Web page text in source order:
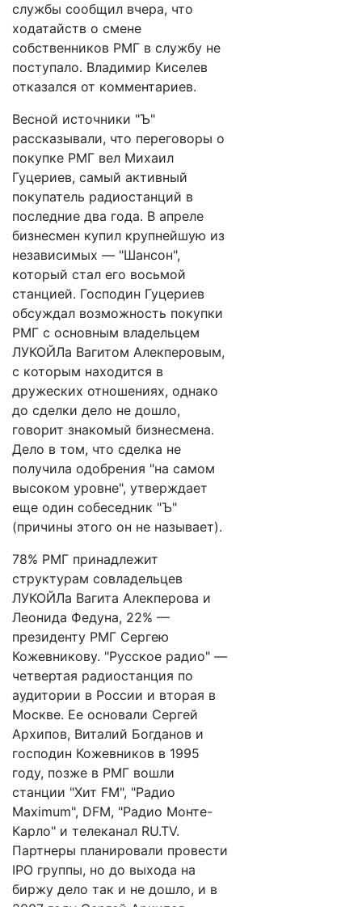
службы сообщил вчера, что
ходатайств о смене
собственников РМГ в службу не
поступало. Владимир Киселев
отказался от комментариев.
Весной источники "Ъ"
рассказывали, что переговоры о
покупке РМГ вел Михаил
Гуцериев, самый активный
покупатель радиостанций в
последние два года. В апреле
бизнесмен купил крупнейшую из
независимых — "Шансон",
который стал его восьмой
станцией. Господин Гуцериев
обсуждал возможность покупки
РМГ с основным владельцем
ЛУКОЙЛа Вагитом Алекперовым,
с которым находится в
дружеских отношениях, однако
до сделки дело не дошло,
говорит знакомый бизнесмена.
Дело в том, что сделка не
получила одобрения "на самом
высоком уровне", утверждает
еще один собеседник "Ъ"
(причины этого он не называет).
78% РМГ принадлежит
структурам совладельцев
ЛУКОЙЛа Вагита Алекперова и
Леонида Федуна, 22% —
президенту РМГ Сергею
Кожевникову. "Русское радио" —
четвертая радиостанция по
аудитории в России и вторая в
Москве. Ее основали Сергей
Архипов, Виталий Богданов и
господин Кожевников в 1995
году, позже в РМГ вошли
станции "Хит FM", "Радио
Maximum", DFM, "Радио Монте-
Карло" и телеканал RU.TV.
Партнеры планировали провести
IPO группы, но до выхода на
биржу дело так и не дошло, и в